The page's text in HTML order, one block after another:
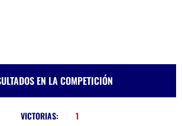
EN LA COMPETICIÓN
VICTORIAS: 1